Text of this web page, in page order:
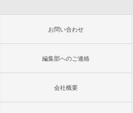
お問い合わせ
編集部へのご連絡
会社概要